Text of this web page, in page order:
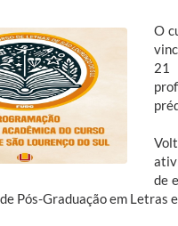
O
21
de
Pós-Graduação em Letras